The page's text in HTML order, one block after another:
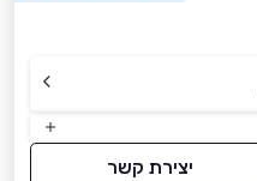
יצירת קשר